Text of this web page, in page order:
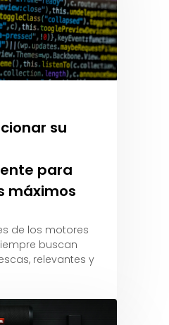
su
para
máximos
de los motores
buscan
relevantes y